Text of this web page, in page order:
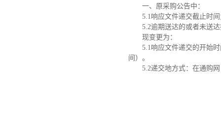
一、原采购公告中：
5.1响应文件递交截止时
5.2逾期送达的或者未送
现变更为：
5.1响应文件递交的开始
间）。
5.2递交地方式：在通购